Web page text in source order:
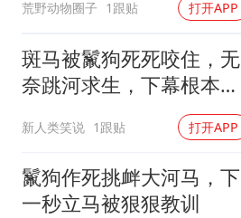
荒野动物圈子 1跟贴 打开APP
斑马被鬣狗死死咬住，无
奈跳河求生，下幕根本想
新人类笑说 1跟贴 打开APP
鬣狗作死挑衅大河马，下
一秒立马被狠狠教训